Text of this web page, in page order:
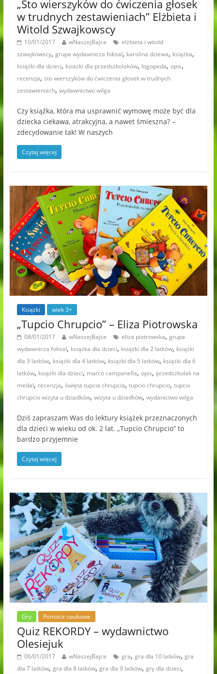
„Sto wierszyków do ćwiczenia głosek
w trudnych zestawieniach” Elżbieta i
Witold Szwajkowscy
10/01/2017 wNaszejBajce
elżbieta i witold
szwajkowscy, grupa wydawnicza foksal, karolina dziewa, książka,
książki dla dzieci, ksiazki dla przedszkolaków, logopeda, opis,
recenzja, sto wierszyków do ćwiczenia głosek w trudnych
zestawieniach, wydawnictwo wilga
Czy książka, która ma usprawnić wymowę może być dla
dziecka ciekawa, atrakcyjna, a nawet śmieszna? –
zdecydowanie tak! W naszych
Czytaj więcej
Książki wiek 3+
„Tupcio Chrupcio” – Eliza Piotrowska
08/01/2017 wNaszejBajce eliza piotrowska, grupa
wydawnicza foksal, książka dla dzieci, książki dla 2 latków, książki
dla 3 latków, książki dla 4 latków, książki dla 5 latków, książki dla 6
latków, książki dla dzieci, marco campanella, opis, przedszkolak na
medal, recenzja, święta tupcia chrupcia, tupcio chrupcio, tupcio
chrupcio wizyta u dziadków, wizyta u dziadków, wydanictwo wilga
Dziś zapraszam Was do lektury książek przeznaczonych
dla dzieci w wieku od ok. 2 lat. „Tupcio Chrupcio” to
bardzo przyjemnie
Czytaj więcej
Gry Pomoce naukowe
Quiz REKORDY – wydawnictwo
Olesiejuk
06/01/2017 wNaszejBajce gra, gra dla 10 latków, gra
dla 7 latków, gra dla 8 latków, gra dla 9 latków, gry dla dzieci,